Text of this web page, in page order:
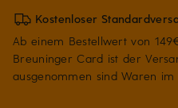
Kostenloser
Ab einem Bestellwert von
Breuninger Card ist der
ausgenommen sind Waren im